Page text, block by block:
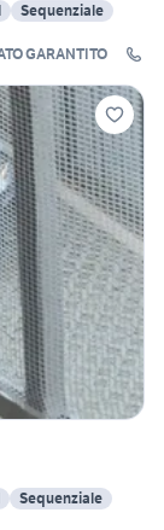
Sequenziale
GARANTITO
Sequenziale